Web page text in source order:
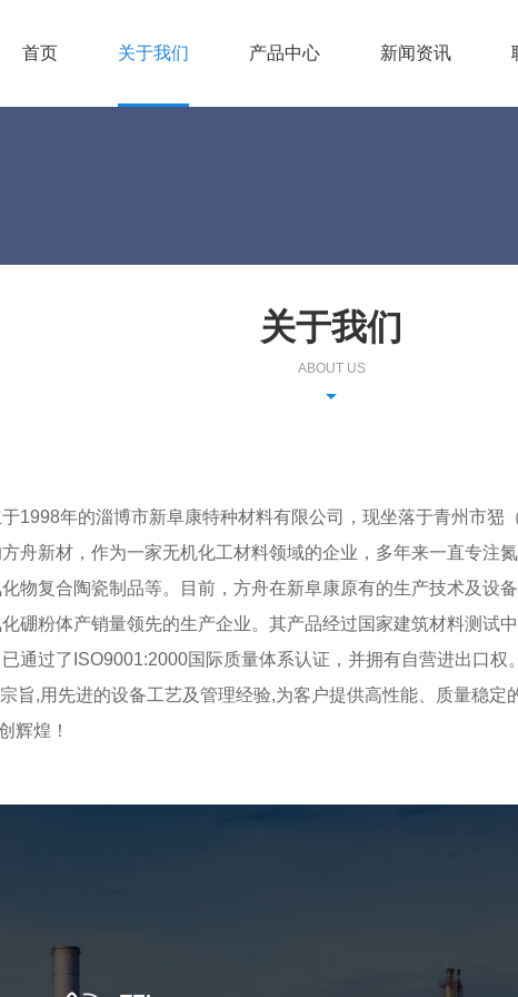
首页 关于我们 产品中心 新闻资讯
关于我们
ABOUT US
年的淄博市新阜康特种材料有限公司，现坐落于青州市峱
舟新材，作为一家无机化工材料领域的企业，多年来一直专注
物复合陶瓷制品等。目前，方舟在新阜康原有的生产技术及设
硼粉体产销量领先的生产企业。其产品经过国家建筑材料测试
通过了ISO9001:2000国际质量体系认证，并拥有自营进出口权。
,用先进的设备工艺及管理经验,为客户提供高性能、质量稳定
煌！